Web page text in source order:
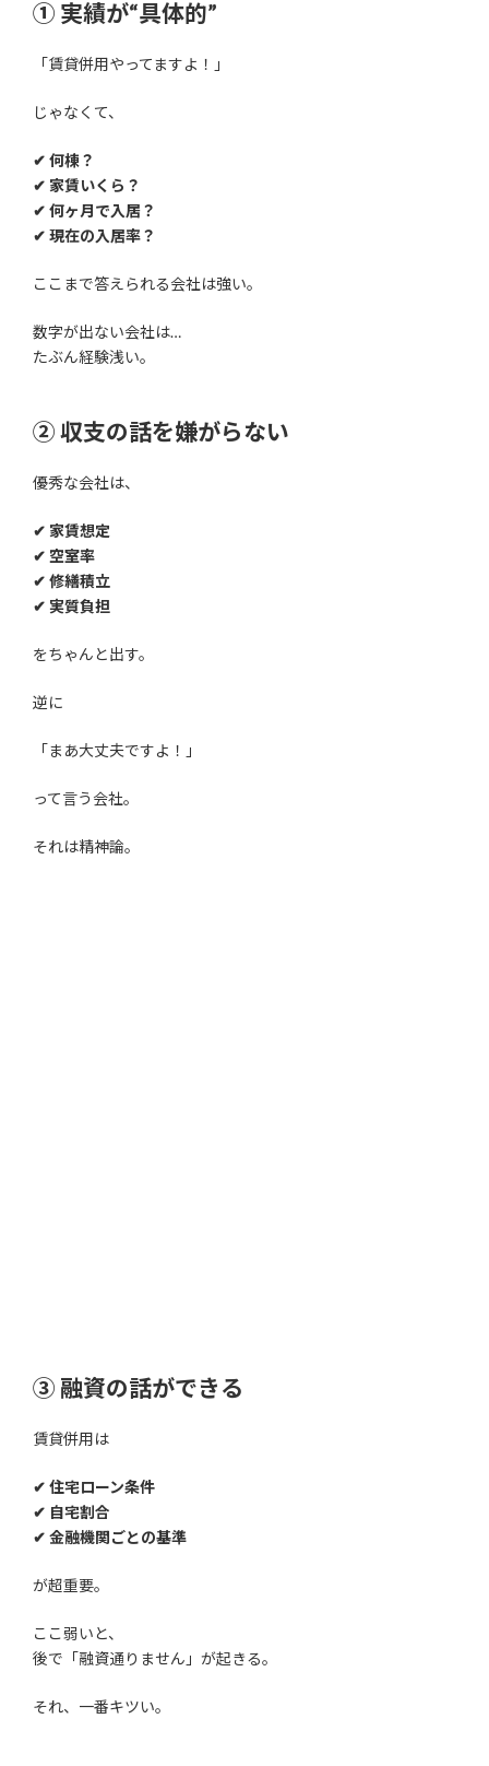
① 実績が“具体的”
「賃貸併用やってますよ！」
じゃなくて、
✔ 何棟？
✔ 家賃いくら？
✔ 何ヶ月で入居？
✔ 現在の入居率？
ここまで答えられる会社は強い。
数字が出ない会社は…
たぶん経験浅い。
② 収支の話を嫌がらない
優秀な会社は、
✔ 家賃想定
✔ 空室率
✔ 修繕積立
✔ 実質負担
をちゃんと出す。
逆に
「まあ大丈夫ですよ！」
って言う会社。
それは精神論。
③ 融資の話ができる
賃貸併用は
✔ 住宅ローン条件
✔ 自宅割合
✔ 金融機関ごとの基準
が超重要。
ここ弱いと、
後で「融資通りません」が起きる。
それ、一番キツい。